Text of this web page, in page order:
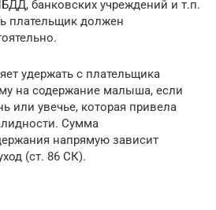
банковских учреждений и т.п.
плательщик должен
удержать с плательщика
на содержание малыша, если
или увечье, которая привела
Сумма
напрямую зависит
(ст. 86 СК).